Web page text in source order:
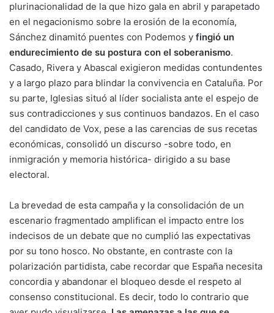
plurinacionalidad de la que hizo gala en abril y parapetado
en el negacionismo sobre la erosión de la economía,
Sánchez dinamitó puentes con Podemos y fingió un
endurecimiento de su postura con el soberanismo.
Casado, Rivera y Abascal exigieron medidas contundentes
y a largo plazo para blindar la convivencia en Cataluña. Por
su parte, Iglesias situó al líder socialista ante el espejo de
sus contradicciones y sus continuos bandazos. En el caso
del candidato de Vox, pese a las carencias de sus recetas
económicas, consolidó un discurso -sobre todo, en
inmigración y memoria histórica- dirigido a su base
electoral.
La brevedad de esta campaña y la consolidación de un
escenario fragmentado amplifican el impacto entre los
indecisos de un debate que no cumplió las expectativas
por su tono hosco. No obstante, en contraste con la
polarización partidista, cabe recordar que España necesita
concordia y abandonar el bloqueo desde el respeto al
consenso constitucional. Es decir, todo lo contrario que